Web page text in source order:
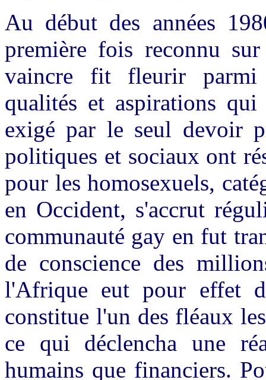
Au début des années
première fois reconnu
vaincre fit fleurir parmi
qualités et aspirations
exigé par le seul devoir
politiques et sociaux ont
pour les homosexuels,
en Occident, s'accrut
communauté gay en fut
de conscience des
l'Afrique eut pour effet
constitue l'un des fléaux
ce qui déclencha une
humains que financiers.